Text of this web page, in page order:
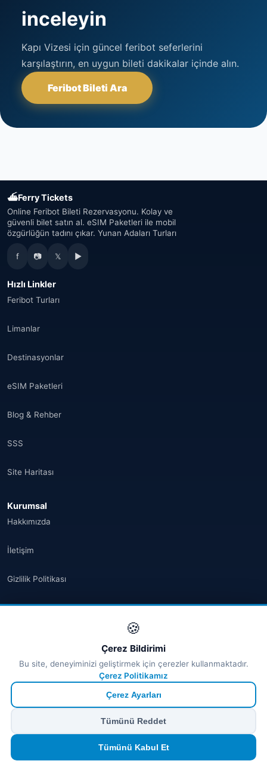
inceleyin
Kapı Vizesi için güncel feribot seferlerini
karşılaştırın, en uygun bileti dakikalar içinde alın.
Feribot Bileti Ara
⛴Ferry Tickets
Online Feribot Bileti Rezervasyonu. Kolay ve
güvenli bilet satın al. eSIM Paketleri ile mobil
özgürlüğün tadını çıkar. Yunan Adaları Turları
f 📷 𝕏 ▶
Hızlı Linkler
Feribot Turları
Limanlar
Destinasyonlar
eSIM Paketleri
Blog & Rehber
SSS
Site Haritası
Kurumsal
Hakkımızda
İletişim
Gizlilik Politikası
Kullanım Koşulları
Çerez Politikası
Site Haritası
🍪
Çerez Bildirimi
Bu site, deneyiminizi geliştirmek için çerezler kullanmaktadır.
Çerez Politikamız
Çerez Ayarları
Tümünü Reddet
Tümünü Kabul Et